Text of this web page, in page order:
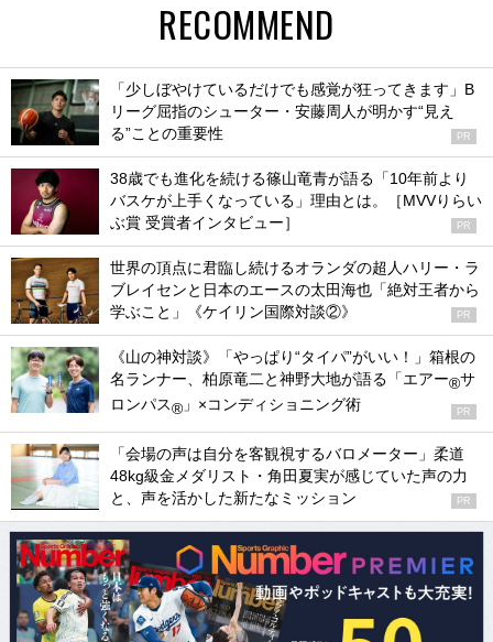
RECOMMEND
「少しぼやけているだけでも感覚が狂ってきます」B
リーグ屈指のシューター・安藤周人が明かす“見え
る”ことの重要性
PR
38歳でも進化を続ける篠山竜青が語る「10年前より
バスケが上手くなっている」理由とは。［MVVりらい
ぶ賞 受賞者インタビュー］
PR
世界の頂点に君臨し続けるオランダの超人ハリー・ラ
ブレイセンと日本のエースの太田海也「絶対王者から
学ぶこと」《ケイリン国際対談②》
PR
《山の神対談》「やっぱり“タイパ”がいい！」箱根の
名ランナー、柏原竜二と神野大地が語る「エアー®サ
ロンパス® 」×コンディショニング術 PR
「会場の声は自分を客観視するバロメーター」柔道
48kg級金メダリスト・角田夏実が感じていた声の力
と、声を活かした新たなミッション
PR